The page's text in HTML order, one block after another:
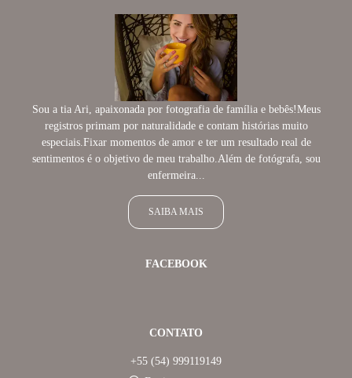
Sou a tia Ari, apaixonada por fotografia de família e bebês!Meus
registros primam por naturalidade e contam histórias muito
especiais.Fixar momentos de amor e ter um resultado real de
sentimentos é o objetivo de meu trabalho.Além de fotógrafa, sou
enfermeira...
SAIBA MAIS
FACEBOOK
CONTATO
+55 (54) 999119149